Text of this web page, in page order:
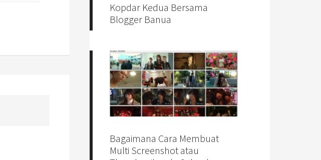
Kopdar Kedua Bersama
Blogger Banua
Bagaimana Cara Membuat
Multi Screenshot atau